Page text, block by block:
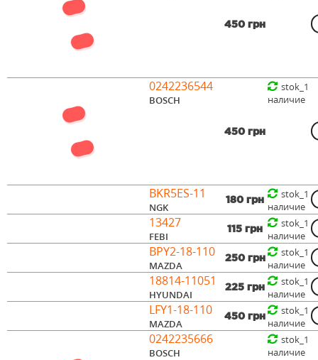
450 грн
0242236544
BOSCH
450 грн
stok_1
наличие
BKR5ES-11
NGK
180 грн
stok_1
наличие
13427
FEBI
115 грн
stok_1
наличие
BPY2-18-110
MAZDA
250 грн
stok_1
наличие
18814-11051
HYUNDAI
225 грн
stok_1
наличие
LFY1-18-110
MAZDA
450 грн
stok_1
наличие
0242235666
BOSCH
stok_1
наличие